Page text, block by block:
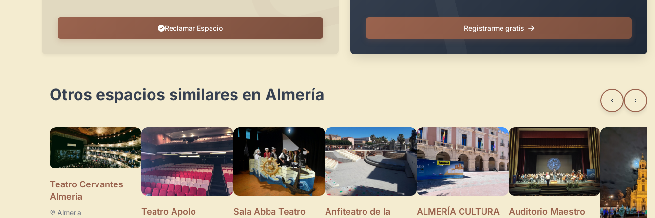
Reclamar Espacio Registrarme gratis
Otros espacios similares en Almería
Teatro Cervantes
Almeria
Almería Teatro Apolo Sala Abba Teatro
Anfiteatro de la
ALMERÍA CULTURA
Auditorio Maestro